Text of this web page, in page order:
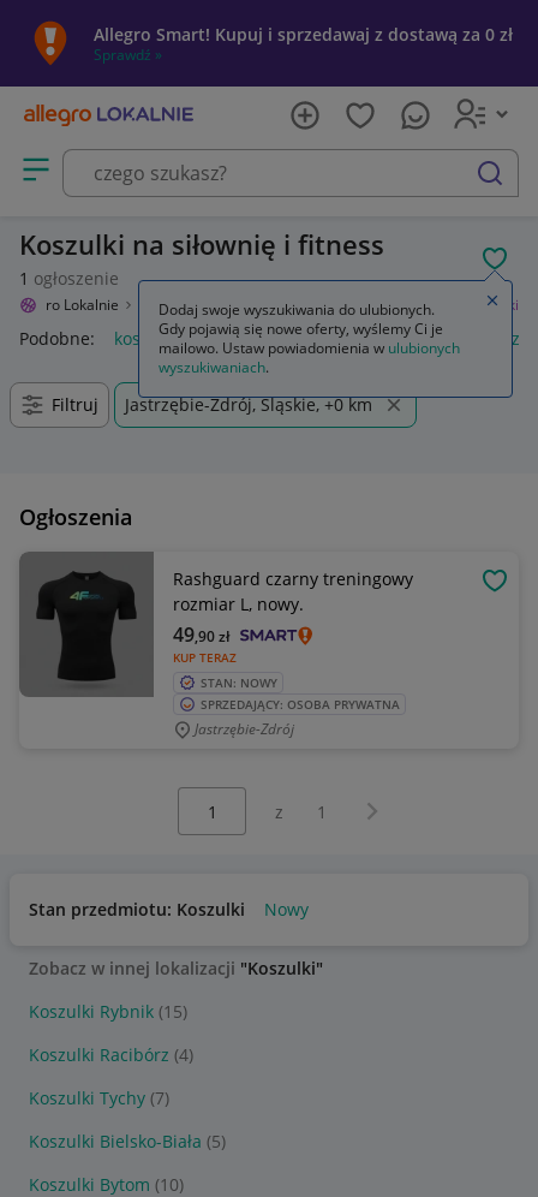
Allegro Smart! Kupuj i sprzedawaj z dostawą za 0 zł
Sprawdź »
Otwórz menu z kategoriami
szukaj
Koszulki na siłownię i fitness
1 ogłoszenie
Allegro Lokalnie Sport i turystyka Siłownia i fitness Odzież Koszulki
Podobne: koszulki męskie 4f koszulki męskie koszulki bez
Filtruj Jastrzębie-Zdrój, Śląskie, +0 km
Ogłoszenia
Rashguard czarny treningowy
rozmiar L, nowy.
KUP TERAZ
49,90zł
STAN: NOWY
SPRZEDAJĄCY: OSOBA PRYWATNA
Jastrzębie-Zdrój
z 1 Następna strona
Stan przedmiotu: Koszulki Nowy
Zobacz w innej lokalizacji "Koszulki"
Koszulki Rybnik (15)
Koszulki Racibórz (4)
Koszulki Tychy (7)
Koszulki Bielsko-Biała (5)
Koszulki Bytom (10)
Dodaj swoje wyszukiwania do ulubionych.
Gdy pojawią się nowe oferty, wyślemy Ci je
mailowo. Ustaw powiadomienia w ulubionych
wyszukiwaniach.